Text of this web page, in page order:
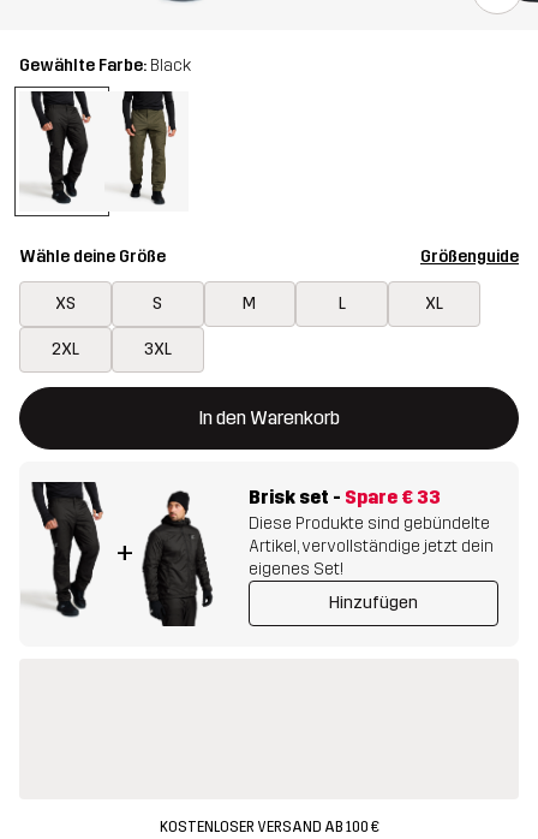
Gewählte Farbe: Black
Wähle deine Größe Größenguide
XS S M L XL
2XL 3XL
In den Warenkorb
Dieser Button öffnet ein Fenster und legt den neuen Artikel in
{{size}} nicht verfügbar
+
Brisk set - Spare € 33
Diese Produkte sind gebündelte
Artikel, vervollständige jetzt dein
eigenes Set!
Hinzufügen
KOSTENLOSER VERSAND AB 100 €